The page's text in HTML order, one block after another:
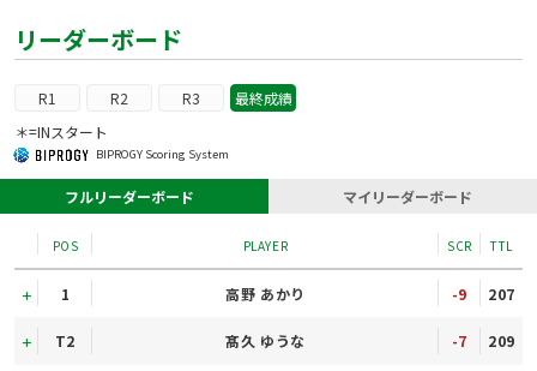
リーダーボード
R1 R2 R3 最終成績
BIPROGY Scoring System
＊=INスタート
フルリーダーボード マイリーダーボード
POS PLAYER SCR TTL
1 高野 あかり -9 207
T2 髙久 ゆうな -7 209